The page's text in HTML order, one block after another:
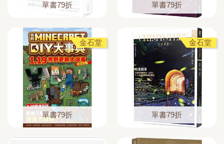
單書79折 單書79折
金石堂
單書79折
金石堂
單書79折